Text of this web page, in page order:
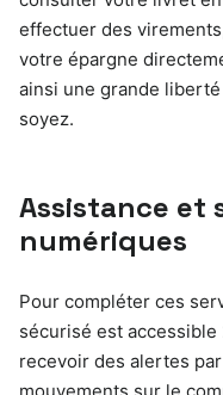
effectuer des
votre épargne
ainsi une grande
soyez.
Assistance et
numériques
Pour compléter ces
sécurisé est
recevoir des alertes